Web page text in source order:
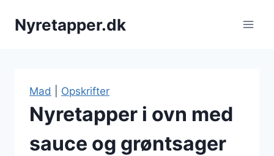
Nyretapper.dk
Mad Opskrifter
Nyretapper i ovn med
sauce og grøntsager